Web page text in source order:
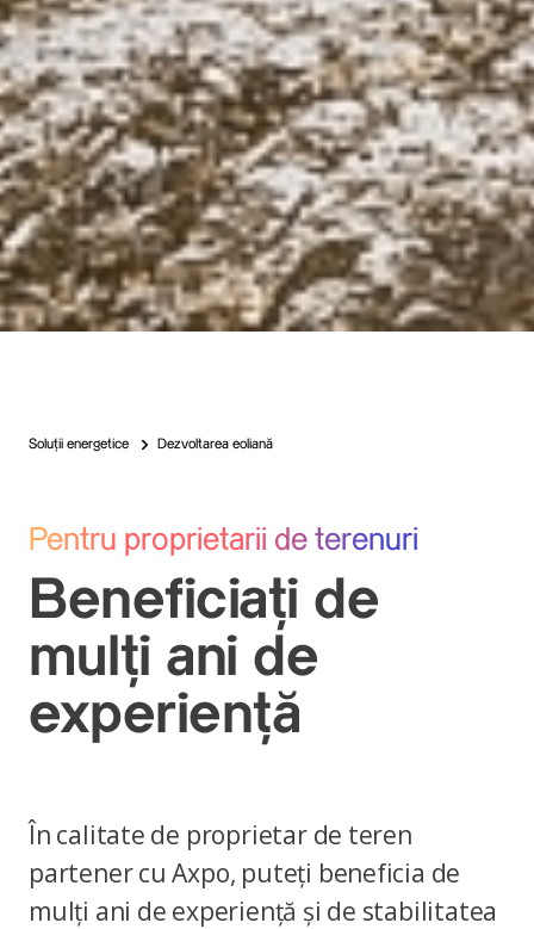
Soluții energetice Dezvoltarea eoliană
Pentru proprietarii de terenuri
Beneficiați de
mulți ani de
experiență
În calitate de proprietar de teren
partener cu Axpo, puteți beneficia de
mulți ani de experiență și de stabilitatea